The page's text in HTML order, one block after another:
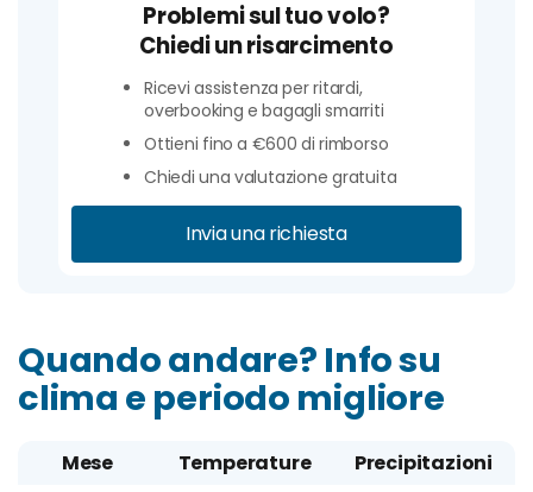
Problemi sul tuo volo?
Chiedi un risarcimento
Ricevi assistenza per ritardi,
overbooking e bagagli smarriti
Ottieni fino a €600 di rimborso
Chiedi una valutazione gratuita
Invia una richiesta
Quando andare? Info su
clima e periodo migliore
Mese Temperature
Precipitazioni